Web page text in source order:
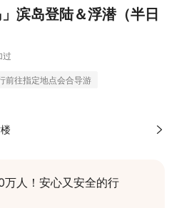
滨岛登陆＆浮潜（半日
过
前往指定地点会合导游
万人！安心又安全的行